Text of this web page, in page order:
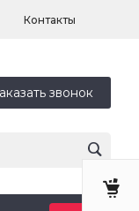
Контакты
звонок